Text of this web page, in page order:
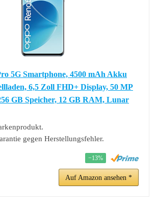
5G Smartphone, 4500 mAh Akku
6,5 Zoll FHD+ Display, 50 MP
GB Speicher, 12 GB RAM, Lunar
gegen Herstellungsfehler.
−13%
Auf Amazon ansehen *